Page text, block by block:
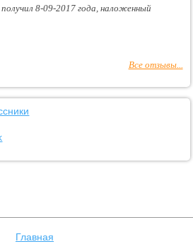
8-09-2017 года, наложенный
Все отзывы...
Главная